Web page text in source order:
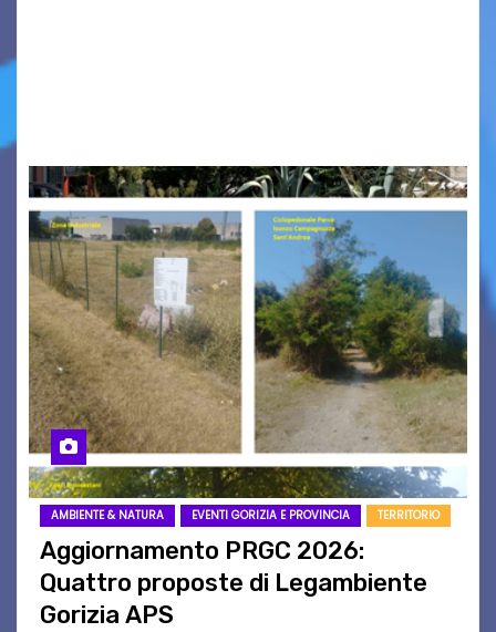
AMBIENTE & NATURA EVENTI GORIZIA E PROVINCIA TERRITORIO
Aggiornamento PRGC 2026:
Quattro proposte di Legambiente
Gorizia APS